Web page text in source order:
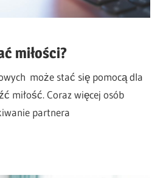
miłości?
może stać się pomocą dla
miłość. Coraz więcej osób
partnera